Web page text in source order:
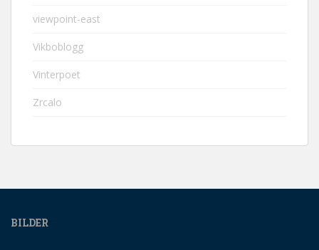
viewpoint-east
Vikboblogg
Vinterpoet
Zrcalo
BILDER